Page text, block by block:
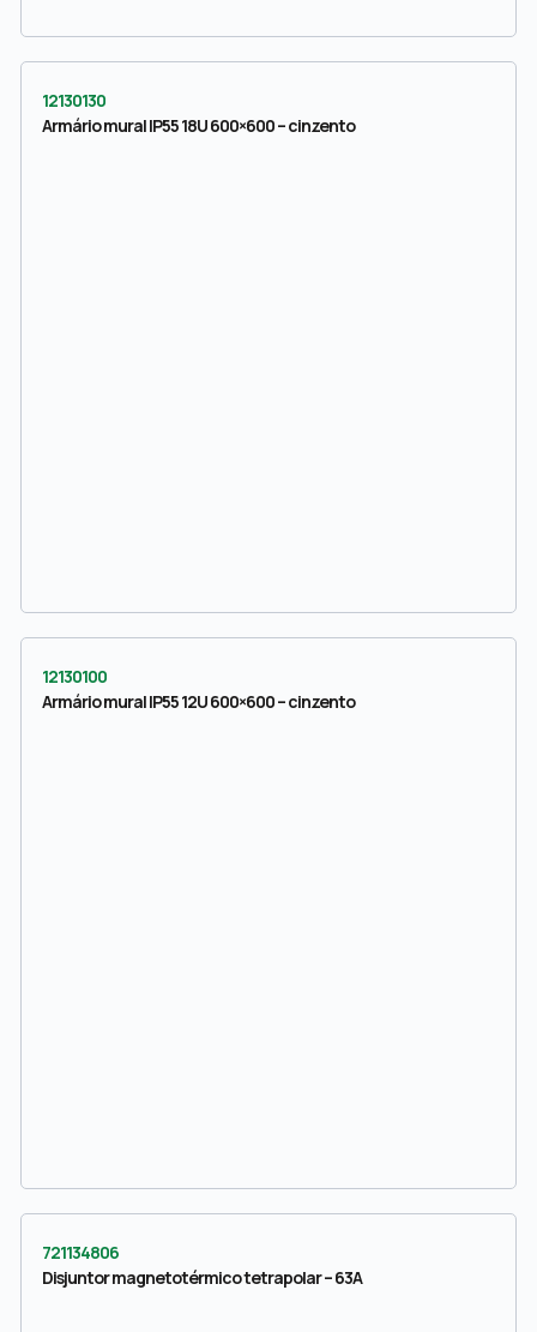
12130130
Armário mural IP55 18U 600×600 – cinzento
12130100
Armário mural IP55 12U 600×600 – cinzento
721134806
Disjuntor magnetotérmico tetrapolar – 63A